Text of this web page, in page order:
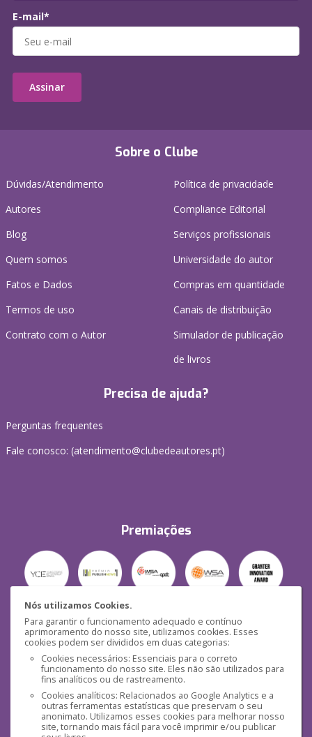
Nós utilizamos Cookies.
Para garantir o funcionamento adequado e contínuo
aprimoramento do nosso site, utilizamos cookies. Esses
cookies podem ser divididos em duas categorias:
Cookies necessários: Essenciais para o correto
funcionamento do nosso site. Eles não são utilizados para
fins analíticos ou de rastreamento.
Cookies analíticos: Relacionados ao Google Analytics e a
outras ferramentas estatísticas que preservam o seu
anonimato. Utilizamos esses cookies para melhorar nosso
site, tornando mais fácil para você imprimir e/ou publicar
Sobre o Clube
Dúvidas/Atendimento
Autores
Blog
Quem somos
Fatos e Dados
Termos de uso
Contrato com o Autor
Política de privacidade
Compliance Editorial
Serviços profissionais
Universidade do autor
Compras em quantidade
Canais de distribuição
Simulador de publicação
de livros
Precisa de ajuda?
Perguntas frequentes
Fale conosco: (atendimento@clubedeautores.pt)
Premiações
Segurança
Mídias Sociais
E-mail*
Assinar